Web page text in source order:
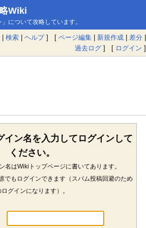
Wiki
について攻略しています。
| 検索 | ヘルプ] [ ページ編集 | 新規作成 | 差分 |
過去ログ ] [ ログイン ]
イン名を入力してログインして
ください。
名はWikiトップページに書いてあります。
でもログインできます（スパム投稿回避のため
ログインになります）。